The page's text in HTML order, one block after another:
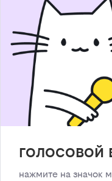
голосовой
нажмите на значок